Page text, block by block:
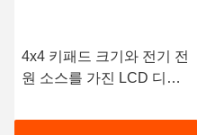
4x4 키패드 크기와 전기 전
원 소스를 가진 LCD 디지
미터 키보드